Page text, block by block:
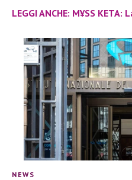
LEGGI ANCHE: M¥SS
NEWS